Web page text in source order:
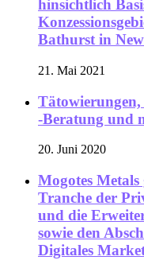
hinsichtlich
Bathurst in
21. Mai 2021
Tätowierungen,
-Beratung und
20. Juni 2020
Mogotes Metals
Tranche der
und die
sowie den
Digitales